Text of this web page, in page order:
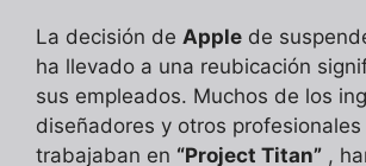
La decisión de Apple de
ha llevado a una reubicación
sus empleados. Muchos de los
diseñadores y otros profesionales
trabajaban en “Project Titan” ,